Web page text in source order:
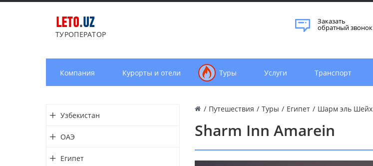
LETO.UZ
ТУРОПЕРАТОР
Заказать
обратный звонок
Компания Курорты и отели Туры Услуги Транспорт
/ Путешествия / Туры / Египет / Шарм эль Шейх
Sharm Inn Amarein
Узбекистан
ОАЭ
Египет